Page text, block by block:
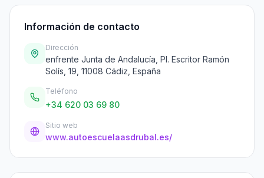
Información de contacto
Dirección
enfrente Junta de Andalucía, Pl. Escritor Ramón
Solís, 19, 11008 Cádiz, España
Teléfono
+34 620 03 69 80
Sitio web
www.autoescuelaasdrubal.es/